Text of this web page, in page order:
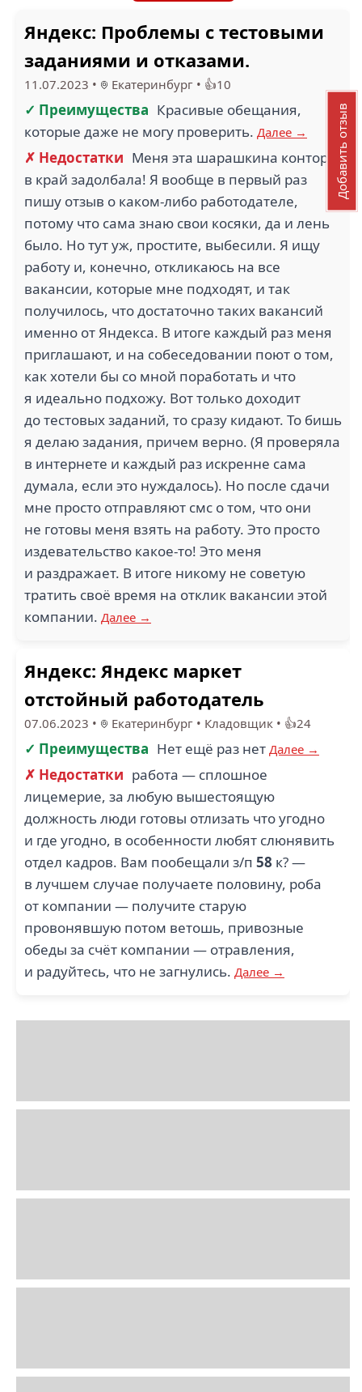
Яндекс: Проблемы с тестовыми
заданиями и отказами.
11.07.2023 • Екатеринбург • 👍10
✓ Преимущества Красивые обещания,
которые даже не могу проверить. Далее →
✗ Недостатки Меня эта шарашкина контора
в край задолбала! Я вообще в первый раз
пишу отзыв о каком-либо работодателе,
потому что сама знаю свои косяки, да и лень
было. Но тут уж, простите, выбесили. Я ищу
работу и, конечно, откликаюсь на все
вакансии, которые мне подходят, и так
получилось, что достаточно таких вакансий
именно от Яндекса. В итоге каждый раз меня
приглашают, и на собеседовании поют о том,
как хотели бы со мной поработать и что
я идеально подхожу. Вот только доходит
до тестовых заданий, то сразу кидают. То бишь
я делаю задания, причем верно. (Я проверяла
в интернете и каждый раз искренне сама
думала, если это нуждалось). Но после сдачи
мне просто отправляют смс о том, что они
не готовы меня взять на работу. Это просто
издевательство какое-то! Это меня
и раздражает. В итоге никому не советую
тратить своё время на отклик вакансии этой
компании. Далее →
Яндекс: Яндекс маркет
отстойный работодатель
07.06.2023 • Екатеринбург • Кладовщик • 👍24
✓ Преимущества Нет ещё раз нет Далее →
✗ Недостатки работа — сплошное
лицемерие, за любую вышестоящую
должность люди готовы отлизать что угодно
и где угодно, в особенности любят слюнявить
отдел кадров. Вам пообещали з/п 58 к? —
в лучшем случае получаете половину, роба
от компании — получите старую
провонявшую потом ветошь, привозные
обеды за счёт компании — отравления,
и радуйтесь, что не загнулись. Далее →
Добавить отзыв